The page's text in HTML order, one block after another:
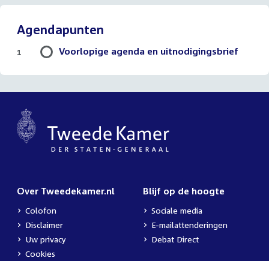
Agendapunten
Voorlopige agenda en uitnodigingsbrief
1
Over Tweedekamer.nl
Colofon
Disclaimer
Uw privacy
Cookies
Blijf op de hoogte
Sociale media
E-mailattenderingen
Debat Direct